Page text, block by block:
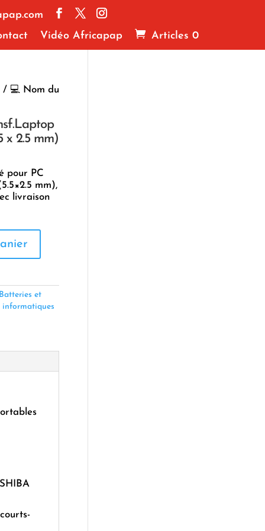
Vidéo Africapap Articles 0
/ 💻 Nom du
x 2.5 mm)
pour PC
mm),
livraison
et
informatiques